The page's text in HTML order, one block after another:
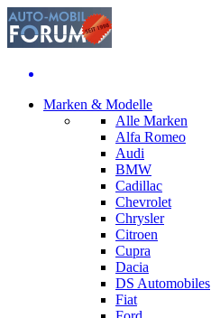
Marken & Modelle
Alle Marken
Alfa Romeo
Audi
BMW
Cadillac
Chevrolet
Chrysler
Citroen
Cupra
Dacia
DS Automobiles
Fiat